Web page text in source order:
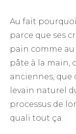
Au fait
parce que ses
pain comme
pâte à la main,
anciennes, que
levain naturel
processus de
quali tout ça.